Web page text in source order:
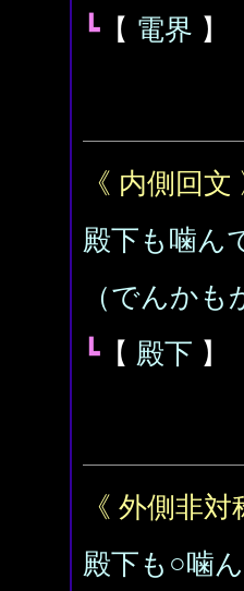
┗ 【 電界 】
《 内側回文
殿下も噛ん
（でんかも
┗ 【 殿下 】
《 外側非対
殿下も○噛